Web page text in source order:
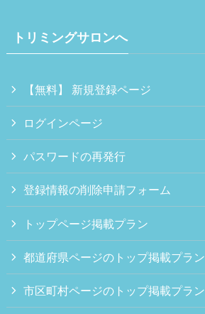
トリミングサロンへ
【無料】 新規登録ページ
ログインページ
パスワードの再発行
登録情報の削除申請フォーム
トップページ掲載プラン
都道府県ページのトップ掲載プラン
市区町村ページのトップ掲載プラン